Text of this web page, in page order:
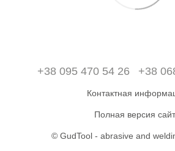
+38 095 470 54 26 +38
Контактная
Полная версия
© GudTool - abrasive and